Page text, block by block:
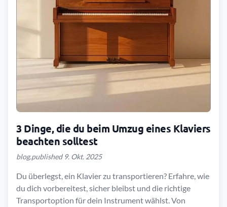
3 Dinge, die du beim Umzug eines Klaviers
beachten solltest
blog.published 9. Okt. 2025
Du überlegst, ein Klavier zu transportieren? Erfahre, wie
du dich vorbereitest, sicher bleibst und die richtige
Transportoption für dein Instrument wählst. Von